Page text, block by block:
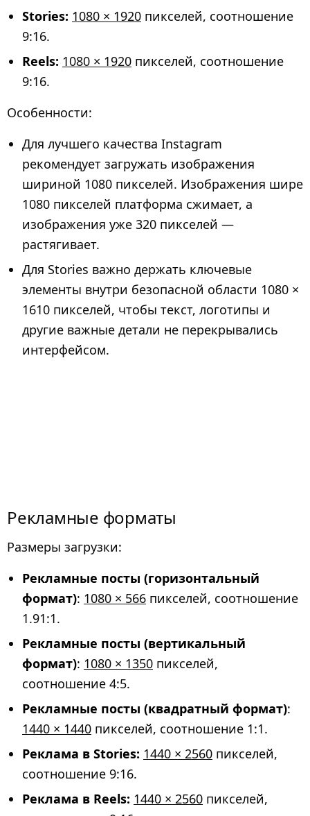
Stories: 1080 × 1920 пикселей, соотношение
9:16.
Reels: 1080 × 1920 пикселей, соотношение
9:16.
Особенности:
Для лучшего качества Instagram
рекомендует загружать изображения
шириной 1080 пикселей. Изображения шире
1080 пикселей платформа сжимает, а
изображения уже 320 пикселей —
растягивает.
Для Stories важно держать ключевые
элементы внутри безопасной области 1080 ×
1610 пикселей, чтобы текст, логотипы и
другие важные детали не перекрывались
интерфейсом.
Рекламные форматы
Размеры загрузки:
Рекламные посты (горизонтальный
формат): 1080 × 566 пикселей, соотношение
1.91:1.
Рекламные посты (вертикальный
формат): 1080 × 1350 пикселей,
соотношение 4:5.
Рекламные посты (квадратный формат):
1440 × 1440 пикселей, соотношение 1:1.
Реклама в Stories: 1440 × 2560 пикселей,
соотношение 9:16.
Реклама в Reels: 1440 × 2560 пикселей,